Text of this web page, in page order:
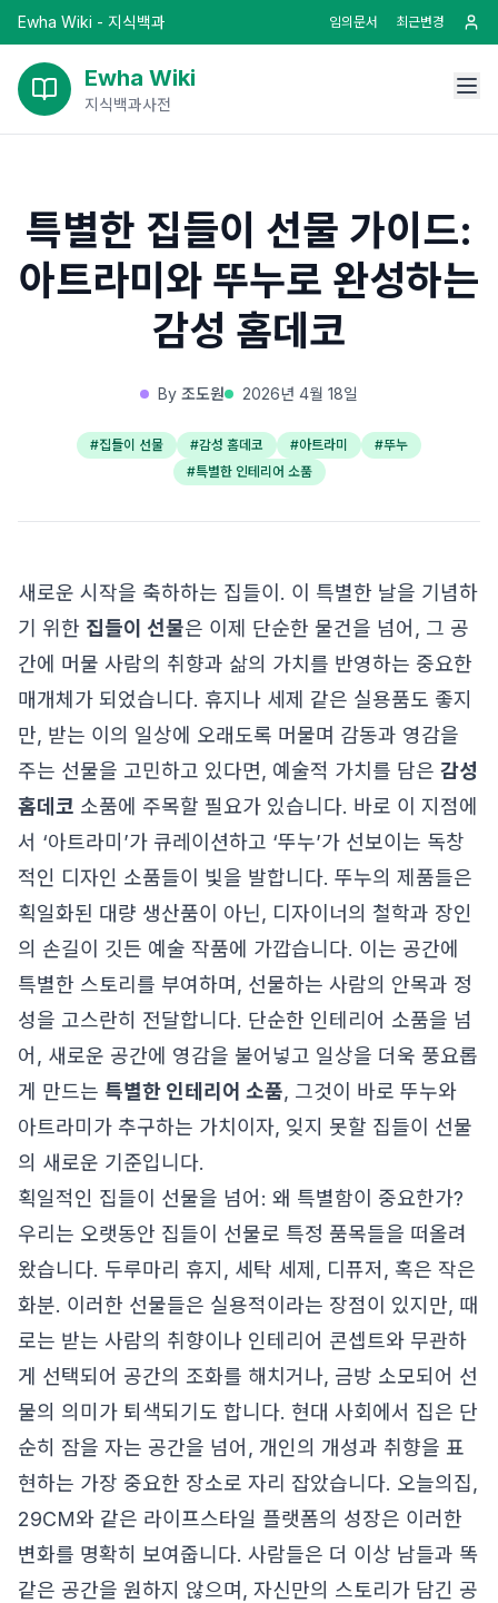
Ewha Wiki - 지식백과 임의문서 최근변경
Ewha Wiki
지식백과사전
특별한 집들이 선물 가이드:
아트라미와 뚜누로 완성하는
감성 홈데코
By 조도원 2026년 4월 18일
#집들이 선물 #감성 홈데코 #아트라미 #뚜누
#특별한 인테리어 소품
새로운 시작을 축하하는 집들이. 이 특별한 날을 기념하
기 위한 집들이 선물은 이제 단순한 물건을 넘어, 그 공
간에 머물 사람의 취향과 삶의 가치를 반영하는 중요한
매개체가 되었습니다. 휴지나 세제 같은 실용품도 좋지
만, 받는 이의 일상에 오래도록 머물며 감동과 영감을
주는 선물을 고민하고 있다면, 예술적 가치를 담은 감성
홈데코 소품에 주목할 필요가 있습니다. 바로 이 지점에
서 ‘아트라미’가 큐레이션하고 ‘뚜누’가 선보이는 독창
적인 디자인 소품들이 빛을 발합니다. 뚜누의 제품들은
획일화된 대량 생산품이 아닌, 디자이너의 철학과 장인
의 손길이 깃든 예술 작품에 가깝습니다. 이는 공간에
특별한 스토리를 부여하며, 선물하는 사람의 안목과 정
성을 고스란히 전달합니다. 단순한 인테리어 소품을 넘
어, 새로운 공간에 영감을 불어넣고 일상을 더욱 풍요롭
게 만드는 특별한 인테리어 소품, 그것이 바로 뚜누와
아트라미가 추구하는 가치이자, 잊지 못할 집들이 선물
의 새로운 기준입니다.
획일적인 집들이 선물을 넘어: 왜 특별함이 중요한가?
우리는 오랫동안 집들이 선물로 특정 품목들을 떠올려
왔습니다. 두루마리 휴지, 세탁 세제, 디퓨저, 혹은 작은
화분. 이러한 선물들은 실용적이라는 장점이 있지만, 때
로는 받는 사람의 취향이나 인테리어 콘셉트와 무관하
게 선택되어 공간의 조화를 해치거나, 금방 소모되어 선
물의 의미가 퇴색되기도 합니다. 현대 사회에서 집은 단
순히 잠을 자는 공간을 넘어, 개인의 개성과 취향을 표
현하는 가장 중요한 장소로 자리 잡았습니다. 오늘의집,
29CM와 같은 라이프스타일 플랫폼의 성장은 이러한
변화를 명확히 보여줍니다. 사람들은 더 이상 남들과 똑
같은 공간을 원하지 않으며, 자신만의 스토리가 담긴 공